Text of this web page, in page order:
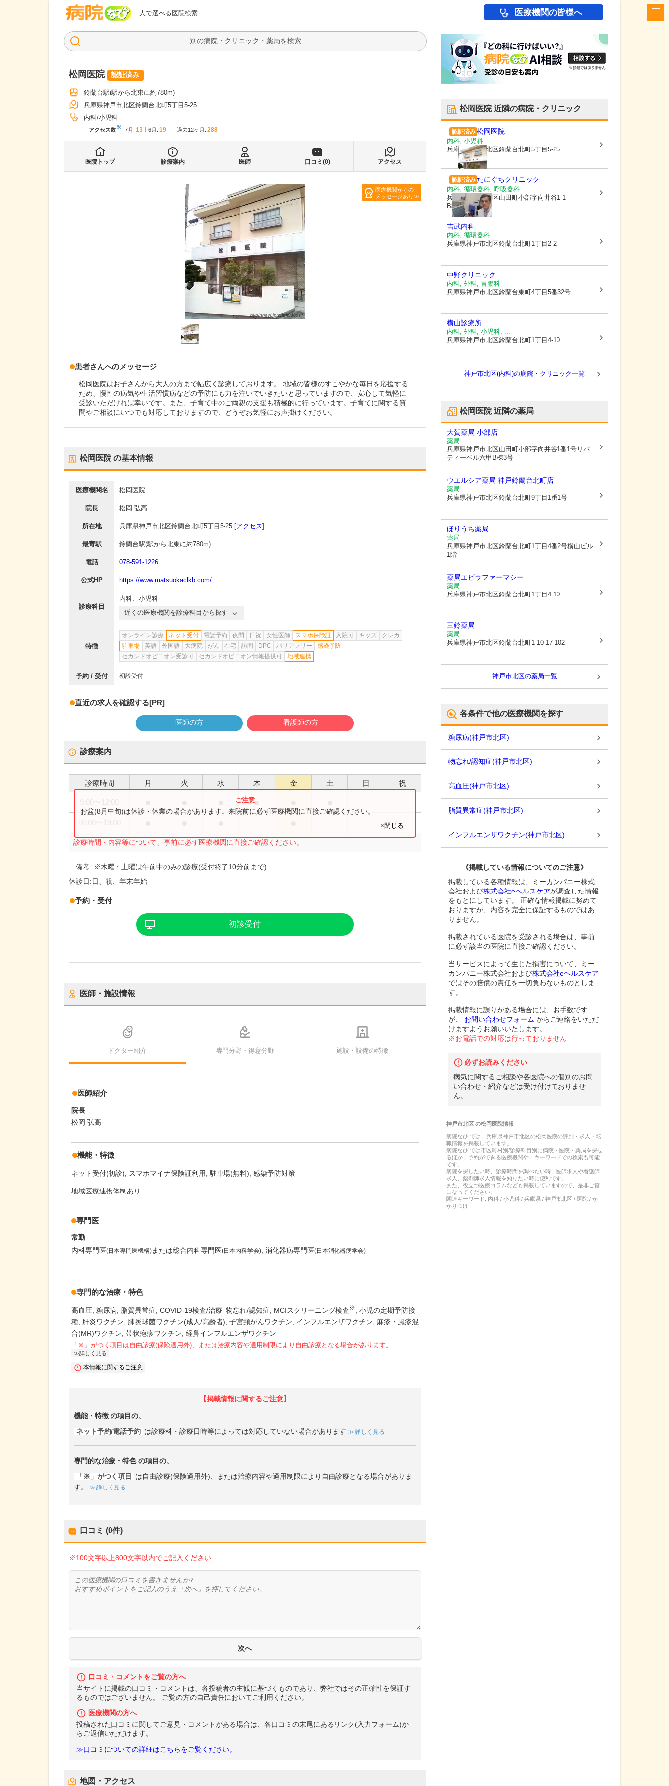
人で選べる医院検索
病院なび 医療機関の皆様へ
検索
松岡医院 認証済み
鈴蘭台駅(駅から北東に約780m)
兵庫県神戸市北区鈴蘭台北町5丁目5-25
内科 小児科
アクセス数※ 7月 : 13 6月 : 19 過去12ヶ月: 288
医院トップ 診療案内 医師 口コミ(0) アクセス
医療機関からの
メッセージあり
患者さんへのメッセージ
松岡医院はお子さんから大人の方まで幅広く診療しております。 地域の皆様のすこやかな毎日を応援する
ため、慢性の病気や生活習慣病などの予防にも力を注いでいきたいと思っていますので、安心して気軽に
受診いただければ幸いです。また、子育て中のご両親の支援も積極的に行っています。子育てに関する質
問やご相談にいつでも対応しておりますので、どうぞお気軽にお声掛けください。
松岡医院の基本情報
医療機関名 松岡医院
院長 松岡 弘高
所在地 兵庫県神戸市北区鈴蘭台北町5丁目5-25 [アクセス]
最寄駅 鈴蘭台駅(駅から北東に約780m)
電話 078-591-1226
公式HP https://www.matsuokaclkb.com/
診療科目
内科、 小児科
近くの医療機関を診療科目から探す
特徴
オンライン診療 ネット受付 電話予約 夜間 日祝 女性医師 スマホ保険証 入院可 キッズ
クレカ
駐車場
英語 外国語 大病院 がん 在宅 訪問 DPC バリアフリー
感染予防
セカンドオピニオン受診可
セカンドオピニオン情報提供可 地域連携
予約 / 受付 初診受付
直近の求人を確認する[PR]
医師の方 看護師の方
診療案内
診療時間 月 火 水 木 金 土 日 祝
●
診療時間・内容等について、事前に必ず医療機関に直接ご確認ください。
お盆(8月中旬)は休診・休業の場合があります。来院前に必ず医療機関に直接ご確認ください。
×閉じる
備考: ※木曜・土曜は午前中のみの診療(受付終了10分前まで)
休診日:日、祝、年末年始
予約・受付
初診受付
医師・施設情報
ドクター紹介 専門分野・得意分野 施設・設備の特徴
医師紹介
院長
松岡 弘高
機能・特徴
ネット受付(初診) スマホマイナ保険証利用 駐車場(無料) 感染予防対策
地域医療連携体制あり
専門医
常勤
内科専門医(日本専門医機構)または総合内科専門医(日本内科学会) 消化器病専門医(日本消化器病学会)
専門的な治療・特色
高血圧 糖尿病 脂質異常症 COVID-19検査/治療 物忘れ/認知症 MCIスクリーニング検査※
小児の定期予防接
種
肝炎ワクチン 肺炎球菌ワクチン(成人/高齢者) 子宮頸がんワクチン インフルエンザワクチン
麻疹・風疹混
合(MR)ワクチン 帯状疱疹ワクチン 経鼻インフルエンザワクチン
「※」がつく項目は自由診療(保険適用外)、または治療内容や適用制限により自由診療となる場合があります。
詳しく見る
本情報に関するご注意
【掲載情報に関するご注意】
機能・特徴 の項目の、
ネット予約/電話予約 は診療科・診療日時等によっては対応していない場合があります 詳しく見る
専門的な治療・特色の項目の、
「※」がつく項目
は自由診療(保険適用外)、または治療内容や適用制限により自由診療となる場合がありま
す。
詳しく見る
口コミ (0件)
※100文字以上800文字以内でご記入ください
口コミ・コメントをご覧の方へ
当サイトに掲載の口コミ・コメントは、各投稿者の主観に基づくものであり、弊社ではその正確性を保証す
るものではございません。 ご覧の方の自己責任においてご利用ください。
医療機関の方へ
投稿された口コミに関してご意見・コメントがある場合は、各口コミの末尾にあるリンク(入力フォーム)か
らご返信いただけます。
≫口コミについての詳細はこちらをご覧ください。
地図・アクセス
松岡医院近隣の病院・クリニック
認証済み 松岡医院
内科, 小児科
兵庫県神戸市北区鈴蘭台北町5丁目5-25
認証済み たにぐちクリニック
内科, 循環器科, 呼吸器科
兵庫県神戸市北区山田町小部字向井谷1-1
B棟1号
吉武内科
内科, 循環器科
兵庫県神戸市北区鈴蘭台北町1丁目2-2
中野クリニック
内科, 外科, 胃腸科
兵庫県神戸市北区鈴蘭台東町4丁目5番32号
横山診療所
内科, 外科, 小児科, ...
兵庫県神戸市北区鈴蘭台北町1丁目4-10
神戸市北区(内科)の病院・クリニック一覧
松岡医院近隣の薬局
大賀薬局 小部店
薬局
兵庫県神戸市北区山田町小部字向井谷1番1号リバ
ティーベル六甲B棟3号
ウエルシア薬局 神戸鈴蘭台北町店
薬局
兵庫県神戸市北区鈴蘭台北町9丁目1番1号
ほりうち薬局
薬局
兵庫県神戸市北区鈴蘭台北町1丁目4番2号横山ビル
1階
薬局エビラファーマシー
薬局
兵庫県神戸市北区鈴蘭台北町1丁目4-10
三鈴薬局
薬局
兵庫県神戸市北区鈴蘭台北町1-10-17-102
神戸市北区の薬局一覧
各条件で他の医療機関を探す
糖尿病(神戸市北区)
物忘れ/認知症(神戸市北区)
高血圧(神戸市北区)
脂質異常症(神戸市北区)
インフルエンザワクチン(神戸市北区)
《掲載している情報についてのご注意》
掲載している各種情報は、ミーカンパニー株式
会社および株式会社eヘルスケアが調査した情報
をもとにしています。 正確な情報掲載に努めて
おりますが、内容を完全に保証するものではあ
りません。
掲載されている医院を受診される場合は、事前
に必ず該当の医院に直接ご確認ください。
当サービスによって生じた損害について、ミー
カンパニー株式会社および株式会社eヘルスケア
ではその賠償の責任を一切負わないものとしま
す。
掲載情報に誤りがある場合には、お手数です
が、
お問い合わせフォーム からご連絡をいただ
けますようお願いいたします。
※お電話での対応は行っておりません
必ずお読みください
病気に関するご相談や各医院への個別のお問
い合わせ・紹介などは受け付けておりませ
ん。
神戸市北区の松岡医院情報
病院なび では、 兵庫県神戸市北区の松岡医院の評判・求人・転
職情報を掲載しています。
病院なび では市区町村別/診療科目別に病院・医院・薬局を探せ
るほか、予約ができる医療機関や、キーワードでの検索も可能
です。
病院を探したい時、診療時間を調べたい時、医師求人や看護師
求人、薬剤師求人情報を知りたい時に便利です。
また、役立つ医療コラムなども掲載していますので、是非ご覧
になってください。
関連キーワード: 内科 / 小児科 / 兵庫県 / 神戸市北区 / 医院 / か
かりつけ